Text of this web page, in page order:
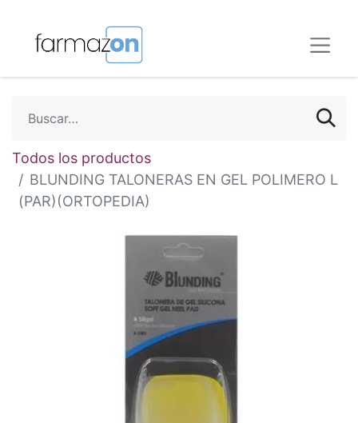
Todos los productos
BLUNDING TALONERAS EN GEL POLIMERO L
(PAR)(ORTOPEDIA)